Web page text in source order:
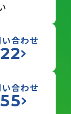
合わせ
合わせ